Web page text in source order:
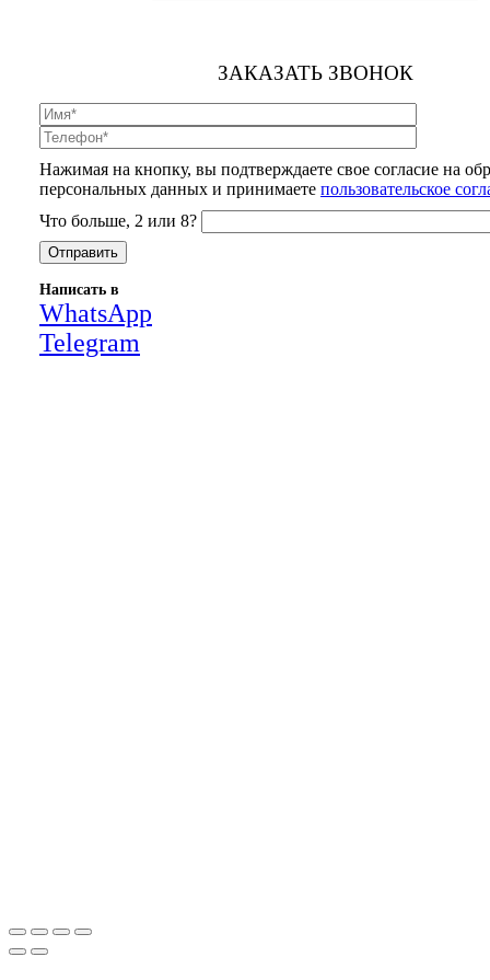
ЗАКАЗАТЬ ЗВОНОК
Нажимая на кнопку, вы подтверждаете свое согласие на
персональных данных и принимаете пользовательское
Что больше, 2 или 8?
Написать в
WhatsApp
Telegram